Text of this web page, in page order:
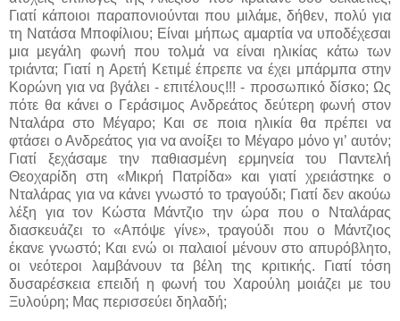
Γιατί κάποιοι παραπονιούνται που μιλάμε, δήθεν, πολύ για
τη Νατάσα Μποφίλιου; Είναι μήπως αμαρτία να υποδέχεσαι
μια μεγάλη φωνή που τολμά να είναι ηλικίας κάτω των
τριάντα; Γιατί η Αρετή Κετιμέ έπρεπε να έχει μπάρμπα στην
Κορώνη για να βγάλει - επιτέλους!!! - προσωπικό δίσκο; Ως
πότε θα κάνει ο Γεράσιμος Ανδρεάτος δεύτερη φωνή στον
Νταλάρα στο Μέγαρο; Και σε ποια ηλικία θα πρέπει να
φτάσει ο Ανδρεάτος για να ανοίξει το Μέγαρο μόνο γι’ αυτόν;
Γιατί ξεχάσαμε την παθιασμένη ερμηνεία του Παντελή
Θεοχαρίδη στη «Μικρή Πατρίδα» και γιατί χρειάστηκε ο
Νταλάρας για να κάνει γνωστό το τραγούδι; Γιατί δεν ακούω
λέξη για τον Κώστα Μάντζιο την ώρα που ο Νταλάρας
διασκευάζει το «Απόψε γίνε», τραγούδι που ο Μάντζιος
έκανε γνωστό; Και ενώ οι παλαιοί μένουν στο απυρόβλητο,
οι νεότεροι λαμβάνουν τα βέλη της κριτικής. Γιατί τόση
δυσαρέσκεια επειδή η φωνή του Χαρούλη μοιάζει με του
Ξυλούρη; Μας περισσεύει δηλαδή;